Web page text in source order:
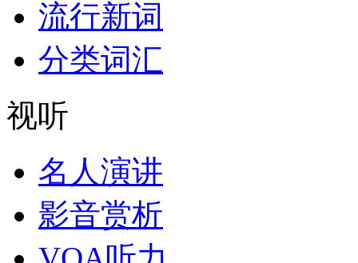
流行新词
分类词汇
视听
名人演讲
影音赏析